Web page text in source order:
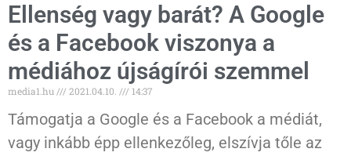
Ellenség vagy barát? A Google
és a Facebook viszonya a
médiához újságírói szemmel
media1.hu 2021.04.10. 14:37
Támogatja a Google és a Facebook a médiát,
vagy inkább épp ellenkezőleg, elszívja tőle az